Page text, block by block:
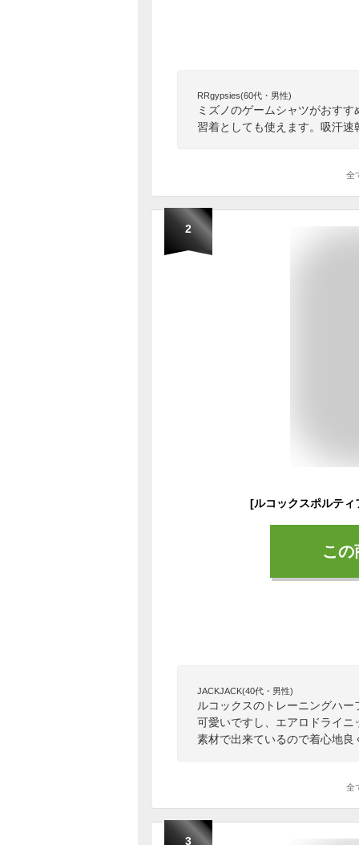
RRgypsies(60代・男性)
ミズノのゲームシャツがおす
習着としても使えます。吸汗
全
2
こ
JACKJACK(40代・男性)
ルコックスのトレーニングハ
可愛いですし、エアロドライ
素材で出来ているので着心地
全
3